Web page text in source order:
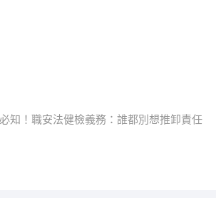
知！職安法健檢義務：誰都別想推卸責任